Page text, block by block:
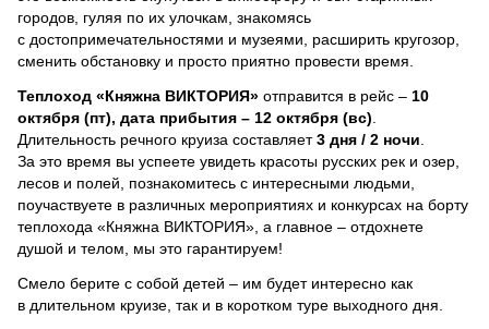
городов, гуляя по их улочкам, знакомясь
с достопримечательностями и музеями, расширить кругозор,
сменить обстановку и просто приятно провести время.
Теплоход «Княжна ВИКТОРИЯ» отправится в рейс – 10
октября (пт), дата прибытия – 12 октября (вс)
Длительность речного круиза составляет3 дня / 2 ночи
За это время вы успеете увидеть красоты русских рек и озер,
лесов и полей, познакомитесь с интересными людьми,
поучаствуете в различных мероприятиях и конкурсах на борту
теплохода «Княжна ВИКТОРИЯ», а главное – отдохнете
душой и телом, мы это гарантируем!
Смело берите с собой детей – им будет интересно как
в длительном круизе, так и в коротком туре выходного дня.